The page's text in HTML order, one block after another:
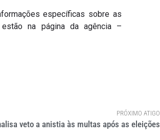
específicas sobre as
na página da agência –
PRÓXIMO ATIGO
veto a anistia às multas após as eleições